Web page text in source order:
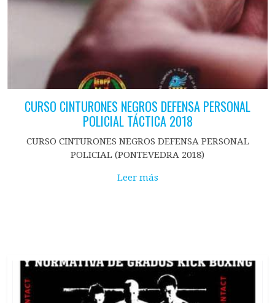
CURSO CINTURONES NEGROS DEFENSA PERSONAL
POLICIAL TÁCTICA 2018
CURSO CINTURONES NEGROS DEFENSA PERSONAL
POLICIAL (PONTEVEDRA 2018)
Leer más